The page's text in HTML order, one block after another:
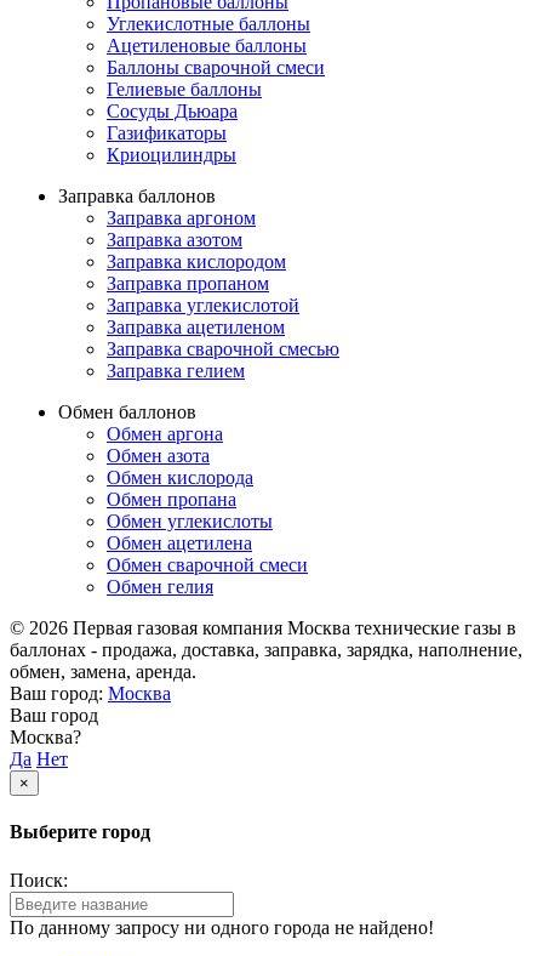
Углекислотные баллоны
Ацетиленовые баллоны
Баллоны сварочной смеси
Гелиевые баллоны
Сосуды Дьюара
Газификаторы
Криоцилиндры
Заправка баллонов
Заправка аргоном
Заправка азотом
Заправка кислородом
Заправка пропаном
Заправка углекислотой
Заправка ацетиленом
Заправка сварочной смесью
Заправка гелием
Обмен баллонов
Обмен аргона
Обмен азота
Обмен кислорода
Обмен пропана
Обмен углекислоты
Обмен ацетилена
Обмен сварочной смеси
Обмен гелия
© 2026 Первая газовая компания Москва технические газы в
баллонах - продажа, доставка, заправка, зарядка, наполнение,
обмен, замена, аренда.
Ваш город: Москва
Ваш город
Москва?
Да Нет
×
Выберите город
Поиск:
По данному запросу ни одного города не найдено!